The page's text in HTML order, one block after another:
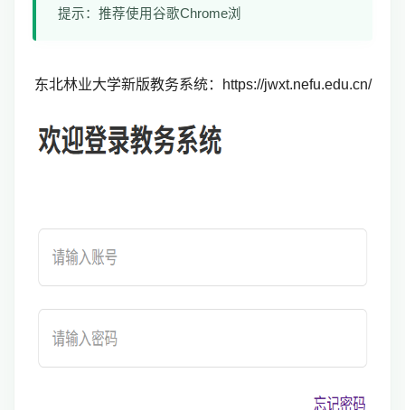
提示：推荐使用谷歌Chrome浏
东北林业大学新版教务系统：https://jwxt.nefu.edu.cn/